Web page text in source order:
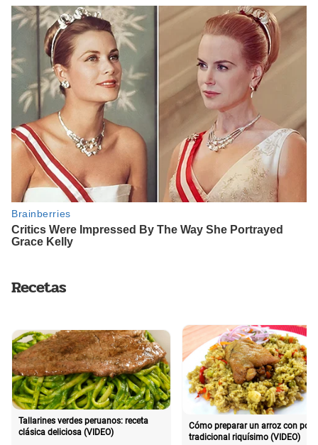
Recetas
Tallarines verdes peruanos: receta
clásica deliciosa (VIDEO)
Cómo preparar un arroz con pollo
tradicional riquísimo (VIDEO)